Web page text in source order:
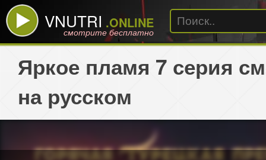
VNUTRI .ONLINE
смотрите бесплатно
Яркое пламя 7 серия
на русском